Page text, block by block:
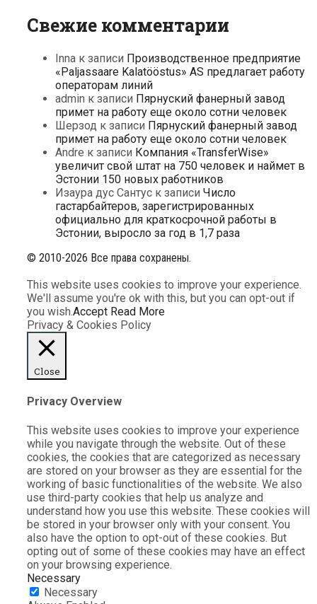
Свежие комментарии
Inna к записи Производственное предприятие
«Paljassaare Kalatööstus» AS предлагает работу
операторам линий
admin к записи Пярнуский фанерный завод
примет на работу еще около сотни человек
Шерзод к записи Пярнуский фанерный завод
примет на работу еще около сотни человек
Andre к записи Компания «TransferWise»
увеличит свой штат на 750 человек и наймет в
Эстонии 150 новых работников
Изаура дус Сантус к записи Число
гастарбайтеров, зарегистрированных
официально для краткосрочной работы в
Эстонии, выросло за год в 1,7 раза
© 2010-2026 Все права сохранены.
This website uses cookies to improve your experience.
We'll assume you're ok with this, but you can opt-out if
you wish.Accept Read More
Privacy & Cookies Policy
Close
Privacy Overview
This website uses cookies to improve your experience
while you navigate through the website. Out of these
cookies, the cookies that are categorized as necessary
are stored on your browser as they are essential for the
working of basic functionalities of the website. We also
use third-party cookies that help us analyze and
understand how you use this website. These cookies will
be stored in your browser only with your consent. You
also have the option to opt-out of these cookies. But
opting out of some of these cookies may have an effect
on your browsing experience.
Necessary
Necessary